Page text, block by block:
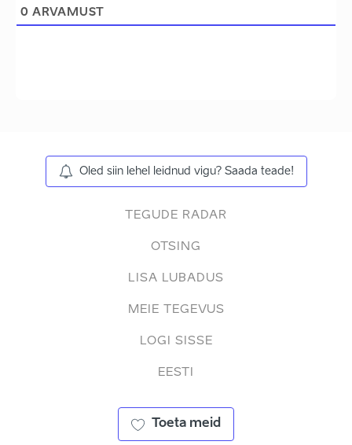
0 ARVAMUST
Oled siin lehel leidnud vigu? Saada teade!
TEGUDE RADAR
OTSING
LISA LUBADUS
MEIE TEGEVUS
LOGI SISSE
EESTI
Toeta meid